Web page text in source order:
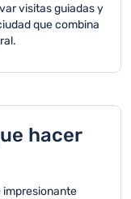
visitas guiadas y
que combina
hacer
impresionante